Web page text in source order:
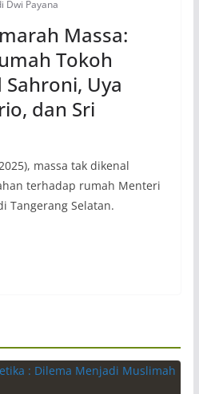
Dwi Payana
Massa:
Tokoh
Uya
dan Sri
massa tak dikenal
terhadap rumah Menteri
Tangerang Selatan.